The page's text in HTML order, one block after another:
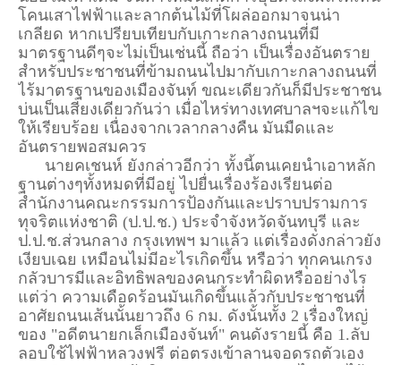
โคนเสาไฟฟ้าและลากต้นไม้ที่โผล่ออกมาจนน่า
เกลียด หากเปรียบเทียบกับเกาะกลางถนนที่มี
มาตรฐานดีๆจะไม่เป็นเช่นนี้ ถือว่า เป็นเรื่องอันตราย
สำหรับประชาชนที่ข้ามถนนไปมากับเกาะกลางถนนที่
ไร้มาตรฐานของเมืองจันท์ ขณะเดียวกันก็มีประชาชน
บ่นเป็นเสียงเดียวกันว่า เมื่อไหร่ทางเทศบาลฯจะแก้ไข
ให้เรียบร้อย เนื่องจากเวลากลางคืน มันมืดและ
อันตรายพอสมควร
นายคเชนห์ ยังกล่าวอีกว่า ทั้งนี้ตนเคยนำเอาหลัก
ฐานต่างๆทั้งหมดที่มีอยู่ ไปยื่นเรื่องร้องเรียนต่อ
สำนักงานคณะกรรมการป้องกันและปราบปรามการ
ทุจริตแห่งชาติ (ป.ป.ช.) ประจำจังหวัดจันทบุรี และ
ป.ป.ช.ส่วนกลาง กรุงเทพฯ มาแล้ว แต่เรื่องดังกล่าวยัง
เงียบเฉย เหมือนไม่มีอะไรเกิดขึ้น หรือว่า ทุกคนเกรง
กลัวบารมีและอิทธิพลของคนกระทำผิดหรืออย่างไร
แต่ว่า ความเดือดร้อนมันเกิดขึ้นแล้วกับประชาชนที่
อาศัยถนนเส้นนั้นยาวถึง 6 กม. ดังนั้นทั้ง 2 เรื่องใหญ่
ของ "อดีตนายกเล็กเมืองจันท์" คนดังรายนี้ คือ 1.ลับ
ลอบใช้ไฟฟ้าหลวงฟรี ต่อตรงเข้าลานจอดรถตัวเอง